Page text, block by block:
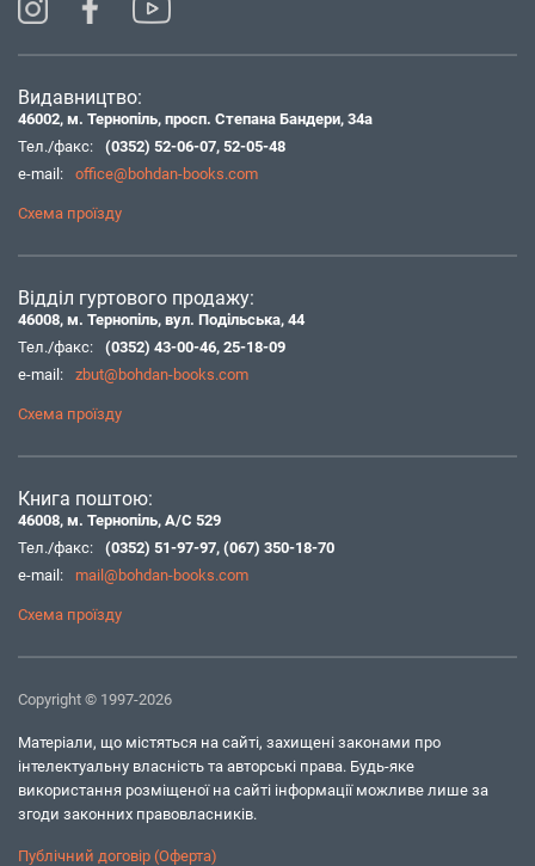
Видавництво:
46002, м. Тернопіль, просп. Степана Бандери, 34а
Тел./факс:
(0352) 52-06-07, 52-05-48
e-mail:
office@bohdan-books.com
Схема проїзду
Відділ гуртового продажу:
46008, м. Тернопіль, вул. Подільська, 44
Тел./факс:
(0352) 43-00-46, 25-18-09
e-mail:
zbut@bohdan-books.com
Схема проїзду
Книга поштою:
46008, м. Тернопіль, А/С 529
Тел./факс:
(0352) 51-97-97, (067) 350-18-70
e-mail:
mail@bohdan-books.com
Схема проїзду
Copyright © 1997-2026
Матеріали, що містяться на сайті, захищені законами про
інтелектуальну власність та авторські права. Будь-яке
використання розміщеної на сайті інформації можливе лише за
згоди законних правовласників.
Публічний договір (Оферта)